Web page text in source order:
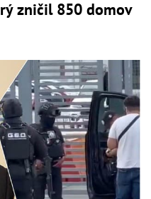
zničil 850 domov